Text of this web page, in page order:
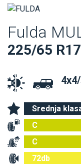
Fulda
225/65
Srednja
C
C
72db